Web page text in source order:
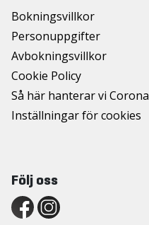
Bokningsvillkor
Personuppgifter
Avbokningsvillkor
Cookie Policy
Så här hanterar vi Corona
Inställningar för cookies
Följ oss